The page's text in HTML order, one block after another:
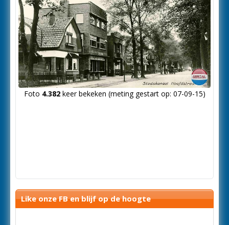
Foto 4.382keer bekeken (meting gestart op: 07-09-15)
Like onze FB en blijf op de hoogte